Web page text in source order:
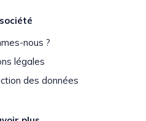
nous ?
légales
des données